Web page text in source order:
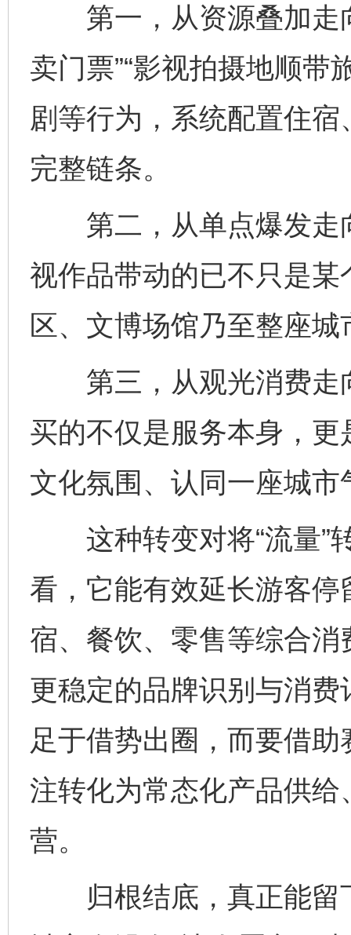
第一，从资源叠加走
卖门票”“影视拍摄地顺带
剧等行为，系统配置住
完整链条。
第二，从单点爆发走
视作品带动的已不只是
区、文博场馆乃至整座
第三，从观光消费走
买的不仅是服务本身，
文化氛围、认同一座城市
这种转变对将“流量”转
看，它能有效延长游客
宿、餐饮、零售等综合
更稳定的品牌识别与消
足于借势出圈，而要借
注转化为常态化产品供
营。
归根结底，真正能留